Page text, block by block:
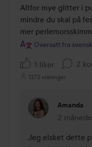
av
5
Altfor mye glitter i
mindre du skal på
mer
Oversatt fra svensk
1 liker 2
1373 visninger
Amanda
2
Jeg elsket dette